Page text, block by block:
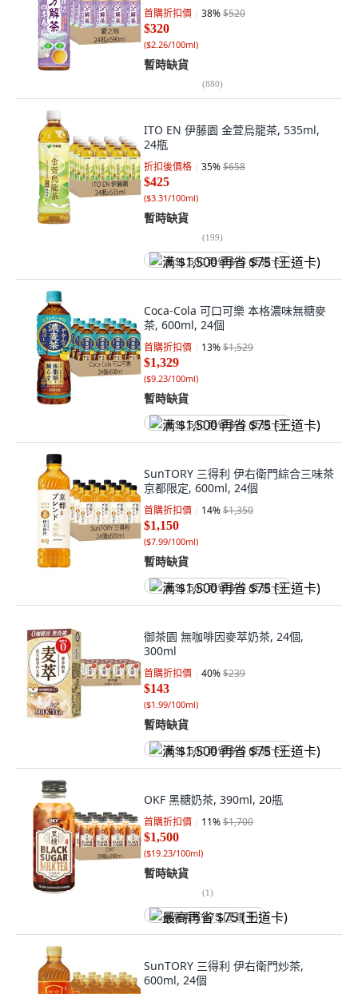
首購折扣價 38%$520
$320
($2.26/100ml)
暫時缺貨
(880)
ITO EN 伊藤園 金萱烏龍茶, 535ml,
24瓶
折扣後價格 35%$658
$425
($3.31/100ml)
暫時缺貨
(199)
满 $1,500 再省 $75 (王道卡)
Coca-Cola 可口可樂 本格濃味無糖麥
茶, 600ml, 24個
首購折扣價 13%$1,529
$1,329
($9.23/100ml)
暫時缺貨
满 $1,500 再省 $75 (王道卡)
SunTORY 三得利 伊右衛門綜合三味茶
京都限定, 600ml, 24個
首購折扣價 14%$1,350
$1,150
($7.99/100ml)
暫時缺貨
满 $1,500 再省 $75 (王道卡)
御茶園 無咖啡因麥萃奶茶, 24個,
300ml
首購折扣價 40%$239
$143
($1.99/100ml)
暫時缺貨
满 $1,500 再省 $75 (王道卡)
OKF 黑糖奶茶, 390ml, 20瓶
首購折扣價 11%$1,700
$1,500
($19.23/100ml)
暫時缺貨
(1)
最高再省 $75 (王道卡)
SunTORY 三得利 伊右衛門炒茶,
600ml, 24個